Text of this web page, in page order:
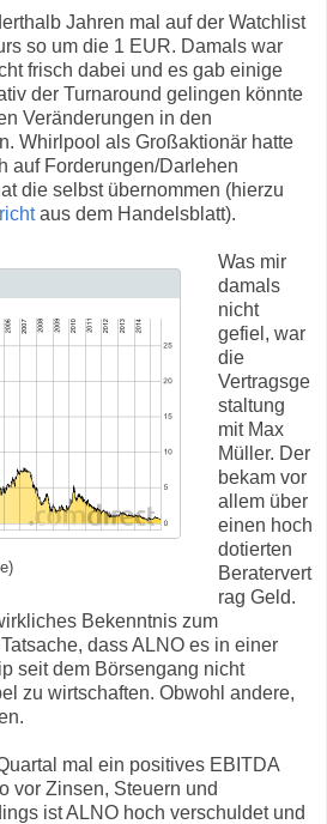
Jahren mal auf der Watchlist
so um die 1 EUR. Damals war
frisch dabei und es gab einige
der Turnaround gelingen könnte
Veränderungen in den
Whirlpool als Großaktionär hatte
auf Forderungen/Darlehen
die selbst übernommen (hierzu
aus dem Handelsblatt).
Was mir
damals
nicht
gefiel, war
die
Vertragsge
staltung
mit Max
Müller. Der
bekam vor
allem über
einen hoch
dotierten
Beratervert
rag Geld.
Bekenntnis zum
dass ALNO es in einer
seit dem Börsengang nicht
zu wirtschaften. Obwohl andere,
mal ein positives EBITDA
vor Zinsen, Steuern und
ist ALNO hoch verschuldet und